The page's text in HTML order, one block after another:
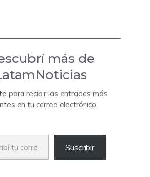
más de
para recibir las entradas más
en tu correo electrónico.
Suscribir